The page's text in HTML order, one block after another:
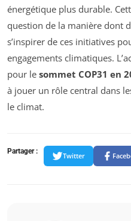
énergétique plus durable.
question de la manière dont
s’inspirer de ces initiatives
engagements climatiques.
pour le sommet COP31 en
à jouer un rôle central dans
le climat.
Partager :
Twitter